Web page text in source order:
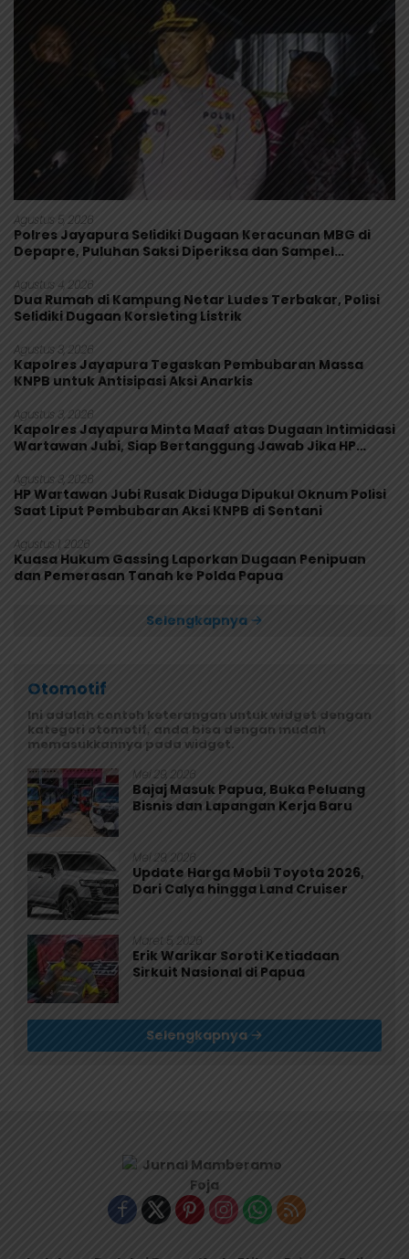
Agustus 5, 2026
Polres Jayapura Selidiki Dugaan Keracunan MBG di
Depapre, Puluhan Saksi Diperiksa dan Sampel
Agustus 4, 2026
Dua Rumah di Kampung Netar Ludes Terbakar, Polisi
Selidiki Dugaan Korsleting Listrik
Agustus 3, 2026
Kapolres Jayapura Tegaskan Pembubaran Massa
KNPB untuk Antisipasi Aksi Anarkis
Agustus 3, 2026
Kapolres Jayapura Minta Maaf atas Dugaan Intimidasi
Wartawan Jubi, Siap Bertanggung Jawab Jika HP
Agustus 3, 2026
HP Wartawan Jubi Rusak Diduga Dipukul Oknum Polisi
Saat Liput Pembubaran Aksi KNPB di Sentani
Agustus 1, 2026
Kuasa Hukum Gassing Laporkan Dugaan Penipuan
dan Pemerasan Tanah ke Polda Papua
Selengkapnya
Otomotif
Ini adalah contoh keterangan untuk widget dengan
kategori otomotif, anda bisa dengan mudah
memasukkannya pada widget.
Mei 29, 2026
Bajaj Masuk Papua, Buka Peluang
Bisnis dan Lapangan Kerja Baru
Mei 29, 2026
Update Harga Mobil Toyota 2026,
Dari Calya hingga Land Cruiser
Maret 5, 2026
Erik Warikar Soroti Ketiadaan
Sirkuit Nasional di Papua
Selengkapnya